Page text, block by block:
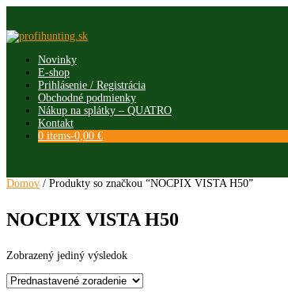
content
Novinky
E-shop
Prihlásenie / Registrácia
Obchodné podmienky
Nákup na splátky – QUATRO
Kontakt
0 items-0,00 €
Domov / Produkty so značkou “NOCPIX VISTA H50”
NOCPIX VISTA H50
Zobrazený jediný výsledok